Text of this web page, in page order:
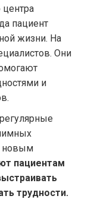
пациент
жизни. На
Они
и
новым
пациентам
трудности.